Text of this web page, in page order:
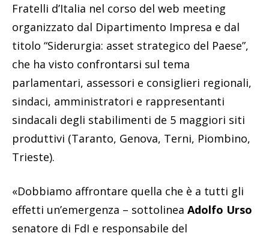
Fratelli d’Italia nel corso del web meeting
organizzato dal Dipartimento Impresa e dal
titolo “Siderurgia: asset strategico del Paese”,
che ha visto confrontarsi sul tema
parlamentari, assessori e consiglieri regionali,
sindaci, amministratori e rappresentanti
sindacali degli stabilimenti de 5 maggiori siti
produttivi (Taranto, Genova, Terni, Piombino,
Trieste).
«Dobbiamo affrontare quella che è a tutti gli
effetti un’emergenza – sottolinea Adolfo Urso
senatore di FdI e responsabile del